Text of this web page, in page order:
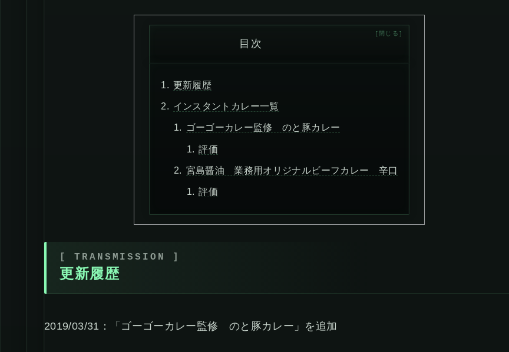
目次
更新履歴
インスタントカレー一覧
ゴーゴーカレー監修 のと豚カレー
評価
宮島醤油 業務用オリジナルビーフカレー 辛口
評価
更新履歴
2019/03/31：「ゴーゴーカレー監修 のと豚カレー」を追加